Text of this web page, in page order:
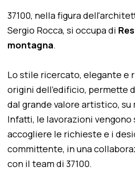
37100, nella figura
Sergio Rocca, si occupa di
montagna.
Lo stile ricercato, elegante e
origini dell'edificio, permette
dal grande valore artistico, su
Infatti, le lavorazioni vengono
accogliere le richieste e i
committente, in una
con il team di 37100.